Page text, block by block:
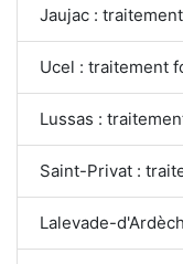
Jaujac :
Ucel : traitement
Lussas :
Saint-Privat :
Lalevade-